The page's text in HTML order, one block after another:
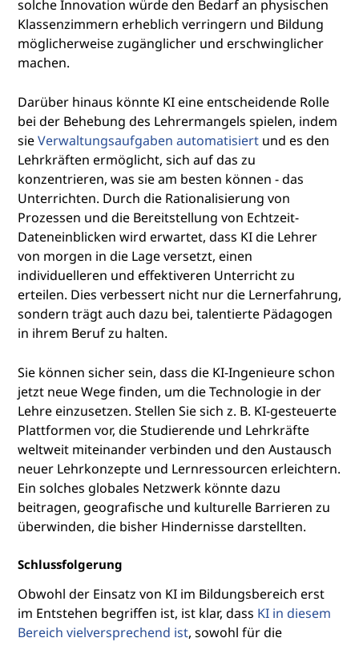
solche Innovation würde den Bedarf an physischen
Klassenzimmern erheblich verringern und Bildung
möglicherweise zugänglicher und erschwinglicher
machen.
Darüber hinaus könnte KI eine entscheidende Rolle
bei der Behebung des Lehrermangels spielen, indem
sieVerwaltungsaufgaben automatisiert und es den
Lehrkräften ermöglicht, sich auf das zu
konzentrieren, was sie am besten können - das
Unterrichten. Durch die Rationalisierung von
Prozessen und die Bereitstellung von Echtzeit-
Dateneinblicken wird erwartet, dass KI die Lehrer
von morgen in die Lage versetzt, einen
individuelleren und effektiveren Unterricht zu
erteilen. Dies verbessert nicht nur die Lernerfahrung,
sondern trägt auch dazu bei, talentierte Pädagogen
in ihrem Beruf zu halten.
Sie können sicher sein, dass die KI-Ingenieure schon
jetzt neue Wege finden, um die Technologie in der
Lehre einzusetzen. Stellen Sie sich z. B. KI-gesteuerte
Plattformen vor, die Studierende und Lehrkräfte
weltweit miteinander verbinden und den Austausch
neuer Lehrkonzepte und Lernressourcen erleichtern.
Ein solches globales Netzwerk könnte dazu
beitragen, geografische und kulturelle Barrieren zu
überwinden, die bisher Hindernisse darstellten.
Schlussfolgerung
Obwohl der Einsatz von KI im Bildungsbereich erst
im Entstehen begriffen ist, ist klar, dass KI in diesem
Bereich vielversprechend ist, sowohl für die